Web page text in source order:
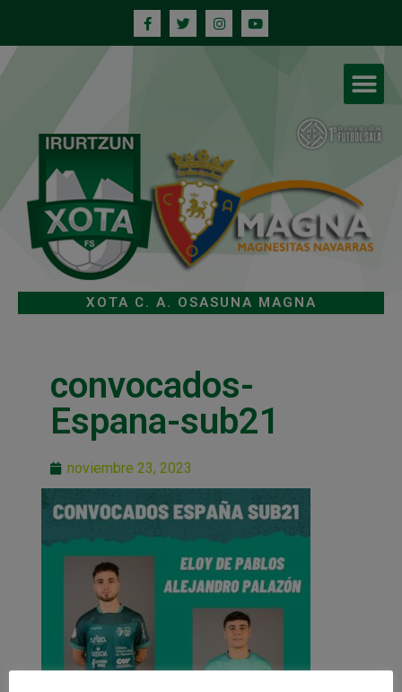
XOTA C. A. OSASUNA MAGNA
convocados-
Espana-sub21
noviembre 23, 2023